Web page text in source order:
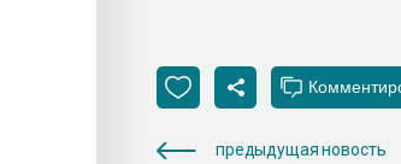
предыдущая новость